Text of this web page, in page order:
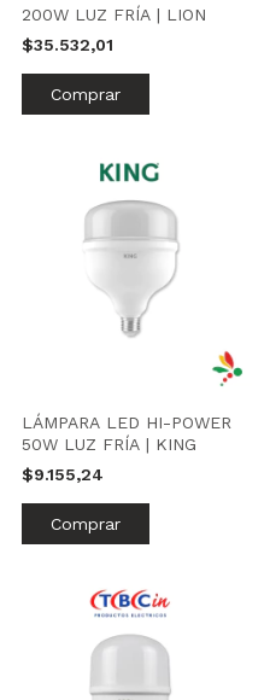
200W LUZ FRÍA | LION
$35.532,01
LÁMPARA LED HI-POWER
50W LUZ FRÍA | KING
$9.155,24